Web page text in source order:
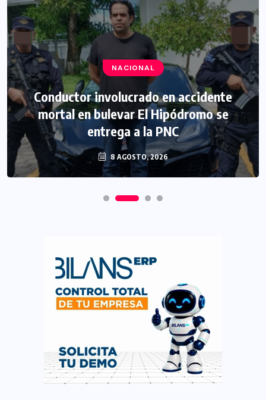
NACIONAL
Conductor involucrado en accidente
mortal en bulevar El Hipódromo se
entrega a la PNC
8 AGOSTO, 2026